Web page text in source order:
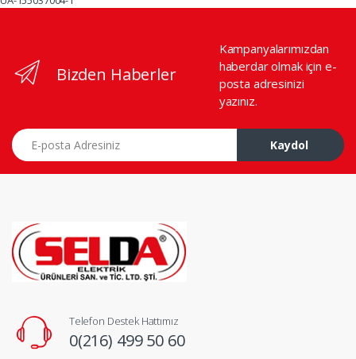
Bizden Haberler
Kampanyalarımızdan
haberdar olmak için e-
posta adresinizi
yazınız.
E-posta Adresiniz
Kaydol
Telefon Destek Hattımız
0(216) 499 50 60